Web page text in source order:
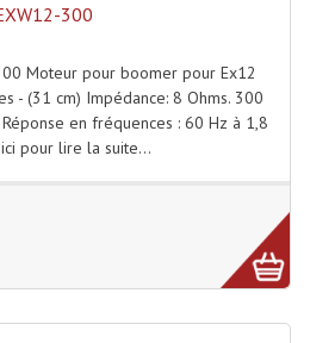
300
Moteur pour boomer pour Ex12
- (31 cm) Impédance: 8 Ohms. 300
en fréquences : 60 Hz à 1,8
pour lire la suite...